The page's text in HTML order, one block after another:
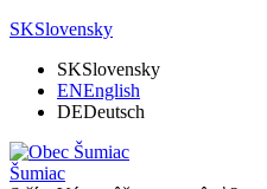
SKSlovensky
SKSlovensky
ENEnglish
DEDeutsch
Šumiac